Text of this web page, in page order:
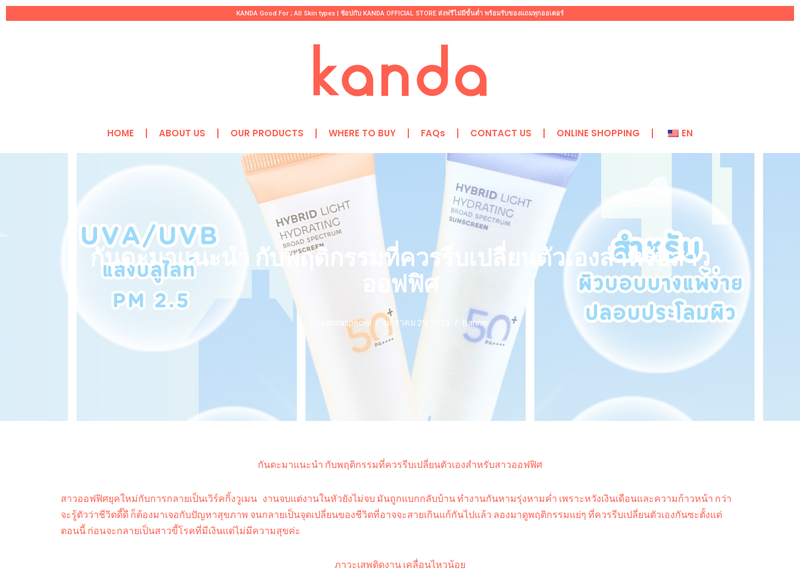
KANDA Good For ; All Skin types | ช้อปกับ KANDA OFFICIAL STORE ส่งฟรีไม่มีขั้นต่ำ พร้อมรับของแถมทุกออเดอร์
HOME ABOUT US OUR PRODUCTS WHERE TO BUY FAQs CONTACT US ONLINE SHOPPING EN
กันดะมาแนะนำ กับพฤติกรรมที่ควรรีบเปลี่ยนตัวเองสำหรับสาว
ออฟฟิศ
kandaspecial มกราคม 29, 2024 Banner
กันดะมาแนะนำ กับพฤติกรรมที่ควรรีบเปลี่ยนตัวเองสำหรับสาวออฟฟิศ
สาวออฟฟิศยุคใหม่กับการกลายเป็นเวิร์คกิ้งวูเมน งานจบแต่งานในหัวยังไม่จบ มันถูกแบกกลับบ้าน ทำงานกันหามรุ่งหามค่ำ เพราะหวังเงินเดือนและความก้าวหน้า กว่า
จะรู้ตัวว่าชีวิตดี๊ดี ก็ต้องมาเจอกับปัญหาสุขภาพ จนกลายเป็นจุดเปลี่ยนของชีวิตที่อาจจะสายเกินแก้กันไปแล้ว ลองมาดูพฤติกรรมแย่ๆ ที่ควรรีบเปลี่ยนตัวเองกันซะตั้งแต่
ตอนนี้ ก่อนจะกลายเป็นสาวขี้โรคที่มีเงินแต่ไม่มีความสุขค่ะ
ภาวะเสพติดงาน เคลื่อนไหวน้อย